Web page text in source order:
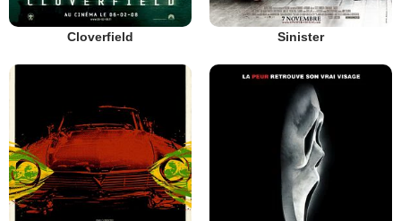
Cloverfield Sinister